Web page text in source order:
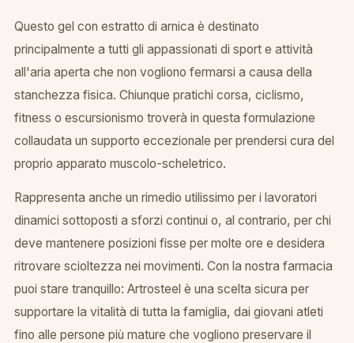
Questo gel con estratto di arnica è destinato
principalmente a tutti gli appassionati di sport e attività
all'aria aperta che non vogliono fermarsi a causa della
stanchezza fisica. Chiunque pratichi corsa, ciclismo,
fitness o escursionismo troverà in questa formulazione
collaudata un supporto eccezionale per prendersi cura del
proprio apparato muscolo-scheletrico.
Rappresenta anche un rimedio utilissimo per i lavoratori
dinamici sottoposti a sforzi continui o, al contrario, per chi
deve mantenere posizioni fisse per molte ore e desidera
ritrovare scioltezza nei movimenti. Con la nostra farmacia
puoi stare tranquillo: Artrosteel è una scelta sicura per
supportare la vitalità di tutta la famiglia, dai giovani atleti
fino alle persone più mature che vogliono preservare il